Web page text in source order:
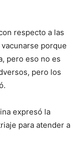
respecto a las
porque
pero eso no es
pero los
expresó la
para atender a